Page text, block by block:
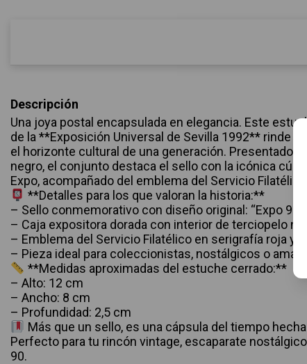
Descripción
Una joya postal encapsulada en elegancia. Este
de la **Exposición Universal de Sevilla 1992** rinde
el horizonte cultural de una generación. Presentado
negro, el conjunto destaca el sello con la icónica
Expo, acompañado del emblema del Servicio Filatélico
**Detalles para los que valoran la historia:**
– Sello conmemorativo con diseño original: “Expo 92 –
– Caja expositora dorada con interior de terciopelo
– Emblema del Servicio Filatélico en serigrafía roja y
– Pieza ideal para coleccionistas, nostálgicos o
**Medidas aproximadas del estuche cerrado:**
– Alto: 12 cm
– Ancho: 8 cm
– Profundidad: 2,5 cm
Más que un sello, es una cápsula del tiempo
Perfecto para tu rincón vintage, escaparate
90.